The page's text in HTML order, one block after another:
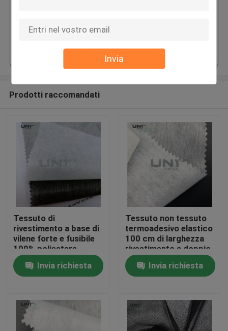
Invia
Casa.
Su di noi
Prodotti raccomandati
Tessuto di
rivestimento a base di
vilene forte e fusibile
100% poliestere
N1208G
Invia richiesta
Tessuto non tessuto
termoadesivo elastico
100 cm di larghezza
rivestimento a doppio
punto
Invia richiesta